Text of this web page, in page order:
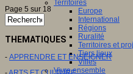
Territoires
Europe
International
Régions
Ruralité
Territoires et
Tiers lieux
Villes
Vivre ensemble
Page 5 sur 18
THEMATIQUES
- APPRENDRE ET ENSEIGNER